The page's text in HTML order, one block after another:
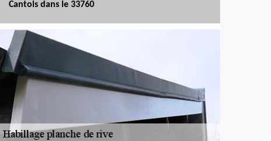
Cantois dans le 33760